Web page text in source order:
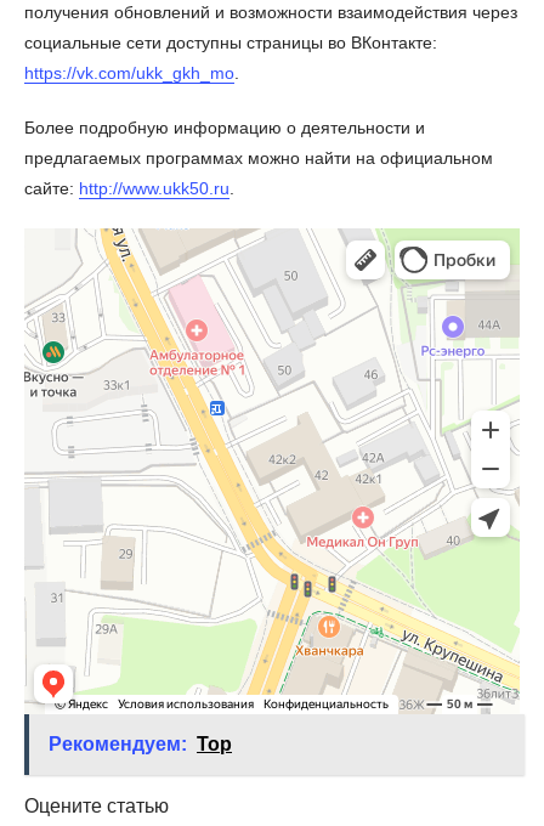
получения обновлений и возможности взаимодействия через
социальные сети доступны страницы во ВКонтакте:
https://vk.com/ukk_gkh_mo
Более подробную информацию о деятельности и
предлагаемых программах можно найти на официальном
сайте: http://www.ukk50.ru
Рекомендуем: Top
Оцените статью